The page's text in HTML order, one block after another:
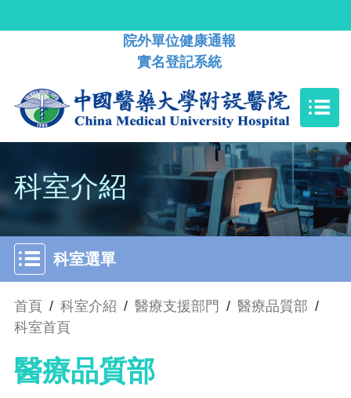
院外單位健康通報
實名登記系統
科室介紹
科室選單
首頁 / 科室介紹 / 醫療支援部門 / 醫療品質部 /
科室首頁
醫療品質部